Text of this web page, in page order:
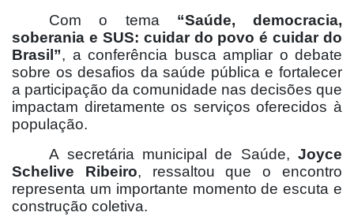
Com o tema “Saúde, democracia,
soberania e SUS: cuidar do povo é cuidar do
Brasil”, a conferência busca ampliar o debate
sobre os desafios da saúde pública e fortalecer
a participação da comunidade nas decisões que
impactam diretamente os serviços oferecidos à
população.
A secretária municipal de Saúde, Joyce
Schelive Ribeiro, ressaltou que o encontro
representa um importante momento de escuta e
construção coletiva.